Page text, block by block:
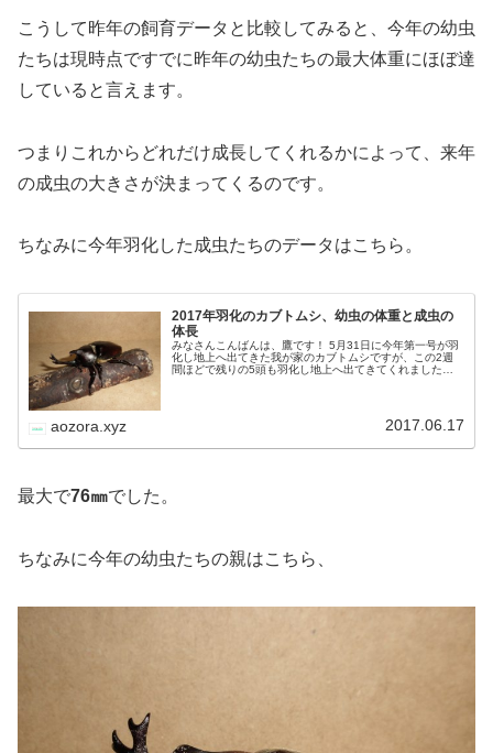
こうして昨年の飼育データと比較してみると、今年の幼虫
たちは現時点ですでに昨年の幼虫たちの最大体重にほぼ達
していると言えます。
つまりこれからどれだけ成長してくれるかによって、来年
の成虫の大きさが決まってくるのです。
ちなみに今年羽化した成虫たちのデータはこちら。
2017年羽化のカブトムシ、幼虫の体重と成虫の
体長
みなさんこんばんは、鷹です！ 5月31日に今年第一号が羽
化し地上へ出てきた我が家のカブトムシですが、この2週
間ほどで残りの5頭も羽化し地上へ出てきてくれました。
aozora.xyz 2017.06.17
最大で76㎜でした。
ちなみに今年の幼虫たちの親はこちら、